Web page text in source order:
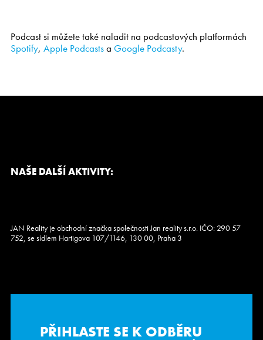
Podcast si můžete také naladit na podcastových platformách
Spotify, Apple Podcastsa Google Podcasty.
NAŠE DALŠÍ AKTIVITY:
JAN Reality je obchodní značka společnosti Jan reality s.r.o. IČO: 290 57
752, se sídlem Hartigova 107/1146, 130 00, Praha 3
PŘIHLASTE SE K ODBĚRU